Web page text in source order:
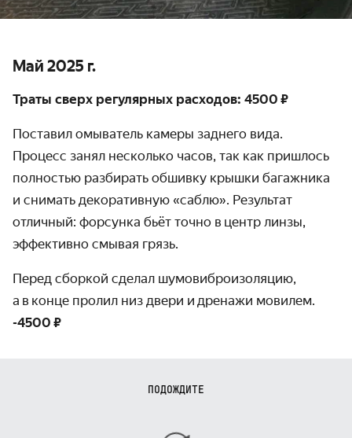
Май 2025 г.
Траты сверх регулярных расходов: 4500 ₽
Поставил омыватель камеры заднего вида.
Процесс занял несколько часов, так как пришлось
полностью разбирать обшивку крышки багажника
и снимать декоративную «саблю». Результат
отличный: форсунка бьёт точно в центр линзы,
эффективно смывая грязь.
Перед сборкой сделал шумовиброизоляцию,
а в конце пролил низ двери и дренажи мовилем.
-4500 ₽
ПОДОЖДИТЕ